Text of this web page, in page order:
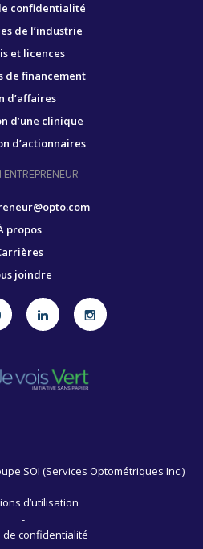
confidentialité
de l’industrie
et licences
de financement
d’affaires
d’une clinique
d’actionnaires
propos
joindre
SOI (Services Optométriques Inc.)
d’utilisation
-
de confidentialité